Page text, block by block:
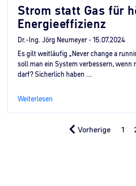
Strom statt Gas für
Energieeffizienz
Dr.-Ing. Jörg Neumeyer - 15.07.2024
Es gilt weitläufig „Never change a
soll man ein System verbessern, wenn
darf? Sicherlich haben ...
Weiterlesen
Vorherige 1